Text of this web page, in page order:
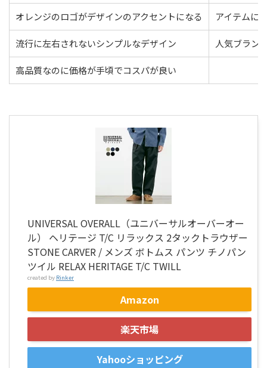
オレンジのロゴがデザインのアクセントになる アイテムに
流行に左右されないシンプルなデザイン 人気ブラン
高品質なのに価格が手頃でコスパが良い
UNIVERSAL OVERALL（ユニバーサルオーバーオー
ル） ヘリテージ T/C リラックス 2タックトラウザー
STONE CARVER / メンズ ボトムス パンツ チノパン
ツイル RELAX HERITAGE T/C TWILL
created by Rinker
Amazon
楽天市場
Yahooショッピング